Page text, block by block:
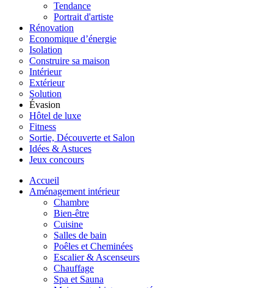
Tendance
Portrait d'artiste
Rénovation
Economique d’énergie
Isolation
Construire sa maison
Intérieur
Extérieur
Solution
Évasion
Hôtel de luxe
Fitness
Sortie, Découverte et Salon
Idées & Astuces
Jeux concours
Accueil
Aménagement intérieur
Chambre
Bien-être
Cuisine
Salles de bain
Poêles et Cheminées
Escalier & Ascenseurs
Chauffage
Spa et Sauna